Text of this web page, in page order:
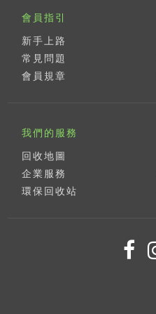
會員指引
新手上路
常見問題
會員規章
我們的服務
回收地圖
企業服務
環保回收站